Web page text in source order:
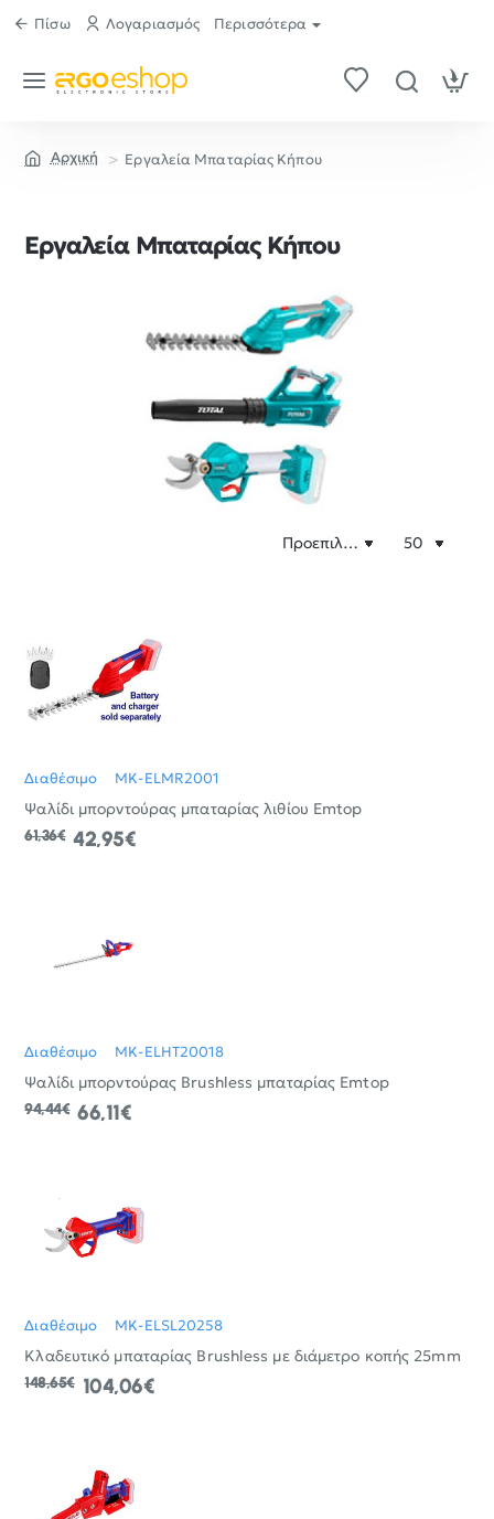
Πίσω Λογαριασμός Περισσότερα
Εργαλεία Μπαταρίας Κήπου
Εργαλεία Μπαταρίας Κήπου
Διαθέσιμο MK-ELMR2001
Ψαλίδι μπορντούρας μπαταρίας λιθίου Emtop
42,95€
61,36€
Διαθέσιμο MK-ELHT20018
Ψαλίδι μπορντούρας Brushless μπαταρίας Emtop
66,11€
94,44€
Διαθέσιμο MK-ELSL20258
Κλαδευτικό μπαταρίας Brushless με διάμετρο κοπής 25mm
104,06€
148,65€